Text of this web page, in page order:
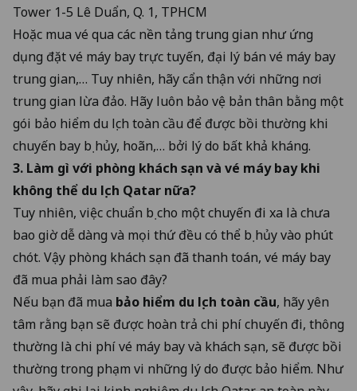
Tower 1-5 Lê Duẩn, Q. 1, TPHCM
Hoặc mua vé qua các nền tảng trung gian như ứng
dụng đặt vé máy bay trực tuyến, đại lý bán vé máy bay
trung gian,… Tuy nhiên, hãy cẩn thận với những nơi
trung gian lừa đảo. Hãy luôn bảo vệ bản thân bằng một
gói bảo hiểm du lịch toàn cầu để được bồi thường khi
chuyến bay bị hủy, hoãn,… bởi lý do bất khả kháng.
3. Làm gì với phòng khách sạn và vé máy bay khi
không thể du lịch Qatar nữa?
Tuy nhiên, việc chuẩn bị cho một chuyến đi xa là chưa
bao giờ dễ dàng và mọi thứ đều có thể bị hủy vào phút
chót. Vậy phòng khách sạn đã thanh toán, vé máy bay
đã mua phải làm sao đây?
Nếu bạn đã mua bảo hiểm du lịch toàn cầu, hãy yên
tâm rằng bạn sẽ được hoàn trả chi phí chuyến đi, thông
thường là chi phí vé máy bay và khách sạn, sẽ được bồi
thường trong phạm vi những lý do được bảo hiểm. Như